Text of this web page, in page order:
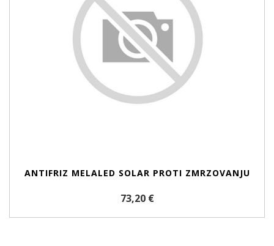
ANTIFRIZ MELALED SOLAR PROTI ZMRZOVANJU
73,20 €